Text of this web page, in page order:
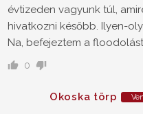
évtizeden vagyunk túl,
hivatkozni később. Ilyen-
Na, befejeztem a
0
Okoska törp